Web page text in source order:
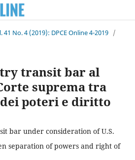
41 No. 4 (2019): DPCE Online 4-2019 /
transit bar al
suprema tra
poteri e diritto
bar under consideration of U.S.
separation of powers and right of